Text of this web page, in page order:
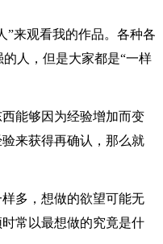
来观看我的作品。各种各
人，但是大家都是“一样
能够因为经验增加而变
来获得再确认，那么就
多，想做的欲望可能无
常以最想做的究竟是什